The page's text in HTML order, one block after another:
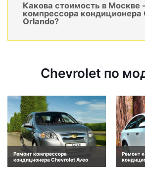
Какова стоимость в Москве
компрессора кондиционера
Orlando?
Chevrolet по
Ремонт компрессора
кондиционера Chevrolet Aveo
Ремонт